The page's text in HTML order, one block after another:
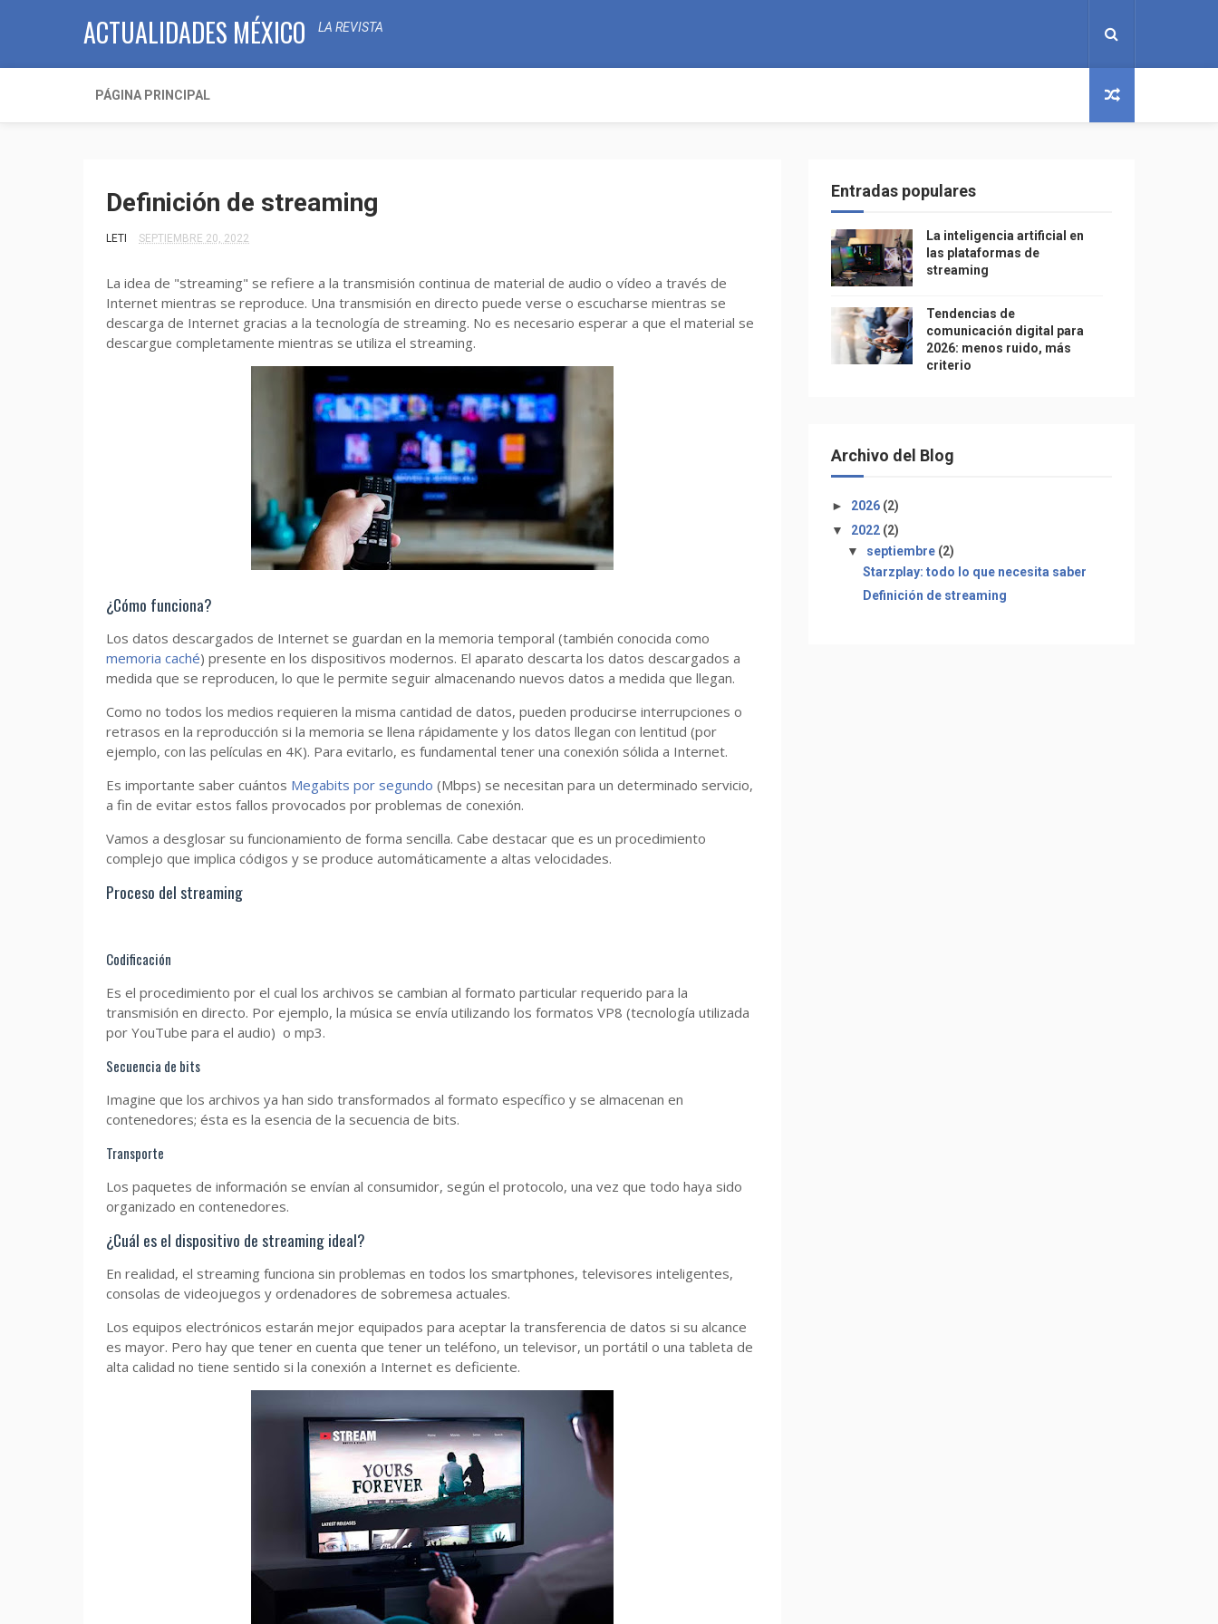
ACTUALIDADES MÉXICO LA REVISTA
PÁGINA PRINCIPAL
Definición de streaming
LETI SEPTIEMBRE 20, 2022
La idea de "streaming" se refiere a la transmisión continua de material de audio o vídeo a través de
Internet mientras se reproduce. Una transmisión en directo puede verse o escucharse mientras se
descarga de Internet gracias a la tecnología de streaming. No es necesario esperar a que el material se
descargue completamente mientras se utiliza el streaming.
¿Cómo funciona?
Los datos descargados de Internet se guardan en la memoria temporal (también conocida como
memoria caché) presente en los dispositivos modernos. El aparato descarta los datos descargados a
medida que se reproducen, lo que le permite seguir almacenando nuevos datos a medida que llegan.
Como no todos los medios requieren la misma cantidad de datos, pueden producirse interrupciones o
retrasos en la reproducción si la memoria se llena rápidamente y los datos llegan con lentitud (por
ejemplo, con las películas en 4K). Para evitarlo, es fundamental tener una conexión sólida a Internet.
Es importante saber cuántos Megabits por segundo (Mbps) se necesitan para un determinado servicio,
a fin de evitar estos fallos provocados por problemas de conexión.
Vamos a desglosar su funcionamiento de forma sencilla. Cabe destacar que es un procedimiento
complejo que implica códigos y se produce automáticamente a altas velocidades.
Proceso del streaming
Codificación
Es el procedimiento por el cual los archivos se cambian al formato particular requerido para la
transmisión en directo. Por ejemplo, la música se envía utilizando los formatos VP8 (tecnología utilizada
por YouTube para el audio) o mp3.
Secuencia de bits
Imagine que los archivos ya han sido transformados al formato específico y se almacenan en
contenedores; ésta es la esencia de la secuencia de bits.
Transporte
Los paquetes de información se envían al consumidor, según el protocolo, una vez que todo haya sido
organizado en contenedores.
¿Cuál es el dispositivo de streaming ideal?
En realidad, el streaming funciona sin problemas en todos los smartphones, televisores inteligentes,
consolas de videojuegos y ordenadores de sobremesa actuales.
Los equipos electrónicos estarán mejor equipados para aceptar la transferencia de datos si su alcance
es mayor. Pero hay que tener en cuenta que tener un teléfono, un televisor, un portátil o una tableta de
alta calidad no tiene sentido si la conexión a Internet es deficiente.
Entradas populares
La inteligencia artificial en
las plataformas de
streaming
Tendencias de
comunicación digital para
2026: menos ruido, más
criterio
Archivo del Blog
► 2026 (2)
▼ 2022 (2)
▼ septiembre (2)
Starzplay: todo lo que necesita saber
Definición de streaming